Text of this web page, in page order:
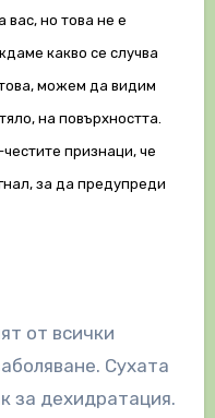
вас, но това не е
какво се случва
можем да видим
на повърхността.
признаци, че
за да предупреди
от всички
Сухата
за дехидратация.